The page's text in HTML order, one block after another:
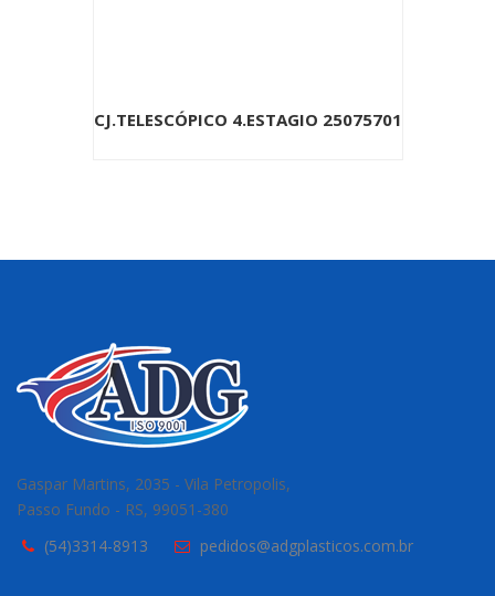
CJ.TELESCÓPICO 4.ESTAGIO 25075701
Gaspar Martins, 2035 - Vila Petropolis,
Passo Fundo - RS, 99051-380
(54)3314-8913
pedidos@adgplasticos.com.br